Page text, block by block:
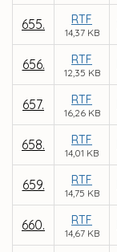
655. RTF
14,37 KB
656. RTF
12,35 KB
657. RTF
16,26 KB
658. RTF
14,01 KB
659. RTF
14,75 KB
660. RTF
14,67 KB